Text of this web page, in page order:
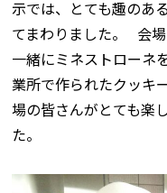
示では、とても趣のあ
てまわりました。 会
一緒にミネストローネ
業所で作られたクッキ
場の皆さんがとても楽
た。